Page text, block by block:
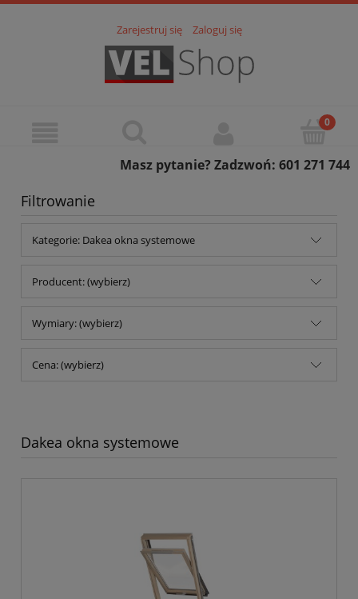
Zarejestruj się Zaloguj się
Masz pytanie? Zadzwoń: 601 271 744
Filtrowanie
Kategorie: Dakea okna systemowe
Producent: (wybierz)
Wymiary: (wybierz)
Cena: (wybierz)
Dakea okna systemowe